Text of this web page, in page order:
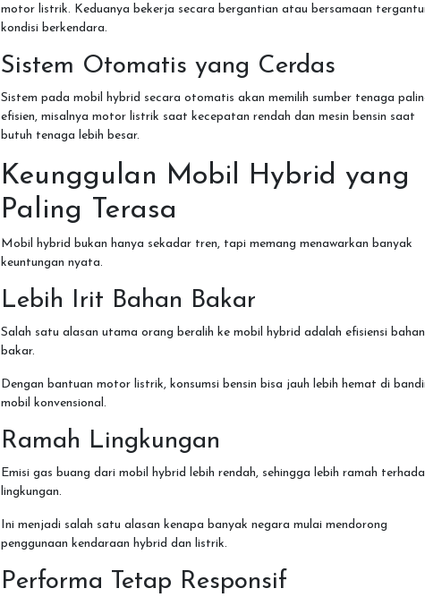
motor listrik. Keduanya bekerja secara bergantian atau bersamaan
kondisi berkendara.
Sistem Otomatis yang Cerdas
Sistem pada mobil hybrid secara otomatis akan memilih sumber tenaga
efisien, misalnya motor listrik saat kecepatan rendah dan mesin bensin saat
butuh tenaga lebih besar.
Keunggulan Mobil Hybrid yang
Paling Terasa
Mobil hybrid bukan hanya sekadar tren, tapi memang menawarkan banyak
keuntungan nyata.
Lebih Irit Bahan Bakar
Salah satu alasan utama orang beralih ke mobil hybrid adalah efisiensi bahan
bakar.
Dengan bantuan motor listrik, konsumsi bensin bisa jauh lebih hemat di
mobil konvensional.
Ramah Lingkungan
Emisi gas buang dari mobil hybrid lebih rendah, sehingga lebih ramah
lingkungan.
Ini menjadi salah satu alasan kenapa banyak negara mulai mendorong
penggunaan kendaraan hybrid dan listrik.
Performa Tetap Responsif